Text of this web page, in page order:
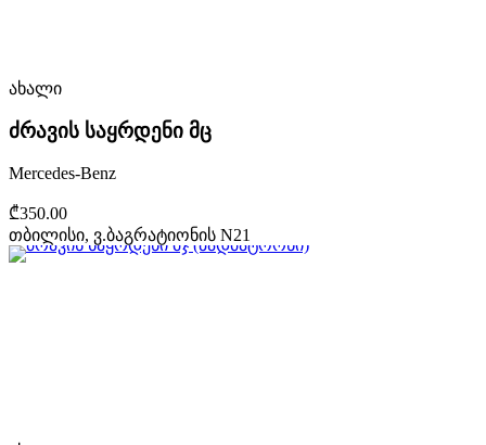
ახალი
ძრავის საყრდენი მც
Mercedes-Benz
₾350.00
თბილისი, ვ.ბაგრატიონის N21